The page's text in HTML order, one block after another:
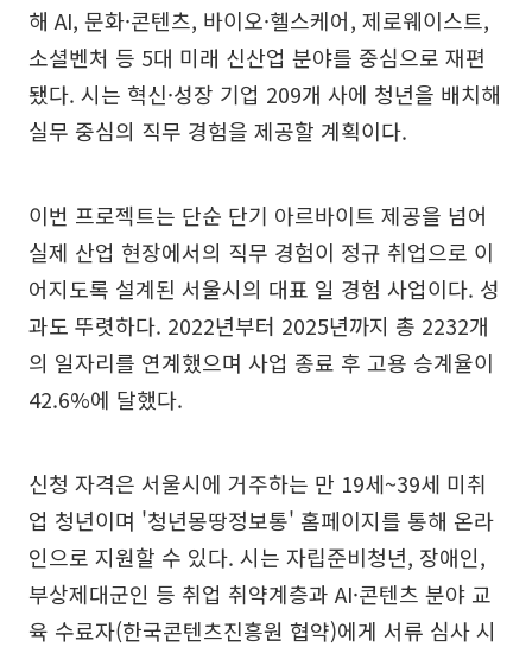
해 AI, 문화·콘텐츠, 바이오·헬스케어, 제로웨이스트,
소셜벤처 등 5대 미래 신산업 분야를 중심으로 재편
됐다. 시는 혁신·성장 기업 209개 사에 청년을 배치해
실무 중심의 직무 경험을 제공할 계획이다.
이번 프로젝트는 단순 단기 아르바이트 제공을 넘어
실제 산업 현장에서의 직무 경험이 정규 취업으로 이
어지도록 설계된 서울시의 대표 일 경험 사업이다. 성
과도 뚜렷하다. 2022년부터 2025년까지 총 2232개
의 일자리를 연계했으며 사업 종료 후 고용 승계율이
42.6%에 달했다.
신청 자격은 서울시에 거주하는 만 19세~39세 미취
업 청년이며 '청년몽땅정보통' 홈페이지를 통해 온라
인으로 지원할 수 있다. 시는 자립준비청년, 장애인,
부상제대군인 등 취업 취약계층과 AI·콘텐츠 분야 교
육 수료자(한국콘텐츠진흥원 협약)에게 서류 심사 시